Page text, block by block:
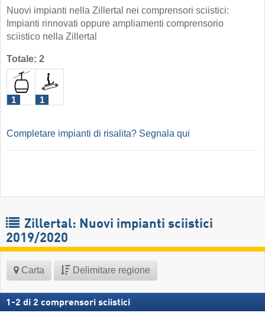
Nuovi impianti nella Zillertal nei comprensori sciistici:
Impianti rinnovati oppure ampliamenti comprensorio
sciistico nella Zillertal
Totale: 2
1 1
Completare impianti di risalita? Segnala qui
Zillertal: Nuovi impianti sciistici
2019/2020
Carta Delimitare regione
1 -2 di 2 comprensori sciistici